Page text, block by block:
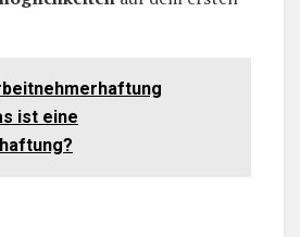
ist eine